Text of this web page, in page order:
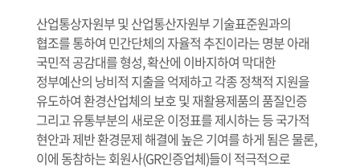
산업통상자원부 및 산업통산자원부 기술표준원과의
협조를 통하여 민간단체의 자율적 추진이라는 명분 아래
국민적 공감대를 형성, 확산에 이바지하여 막대한
정부예산의 낭비적 지출을 억제하고 각종 정책적 지원을
유도하여 환경산업체의 보호 및 재활용제품의 품질인증
그리고 유통부분의 새로운 이정표를 제시하는 등 국가적
현안과 제반 환경문제 해결에 높은 기여를 하게 됨은 물론,
이에 동참하는 회원사(GR인증업체)들이 적극적으로